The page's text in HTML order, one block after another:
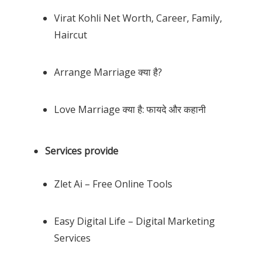
Virat Kohli Net Worth, Career, Family,
Haircut
Arrange Marriage क्या है?
Love Marriage क्या है: फायदे और कहानी
Services provide
Zlet Ai – Free Online Tools
Easy Digital Life – Digital Marketing
Services